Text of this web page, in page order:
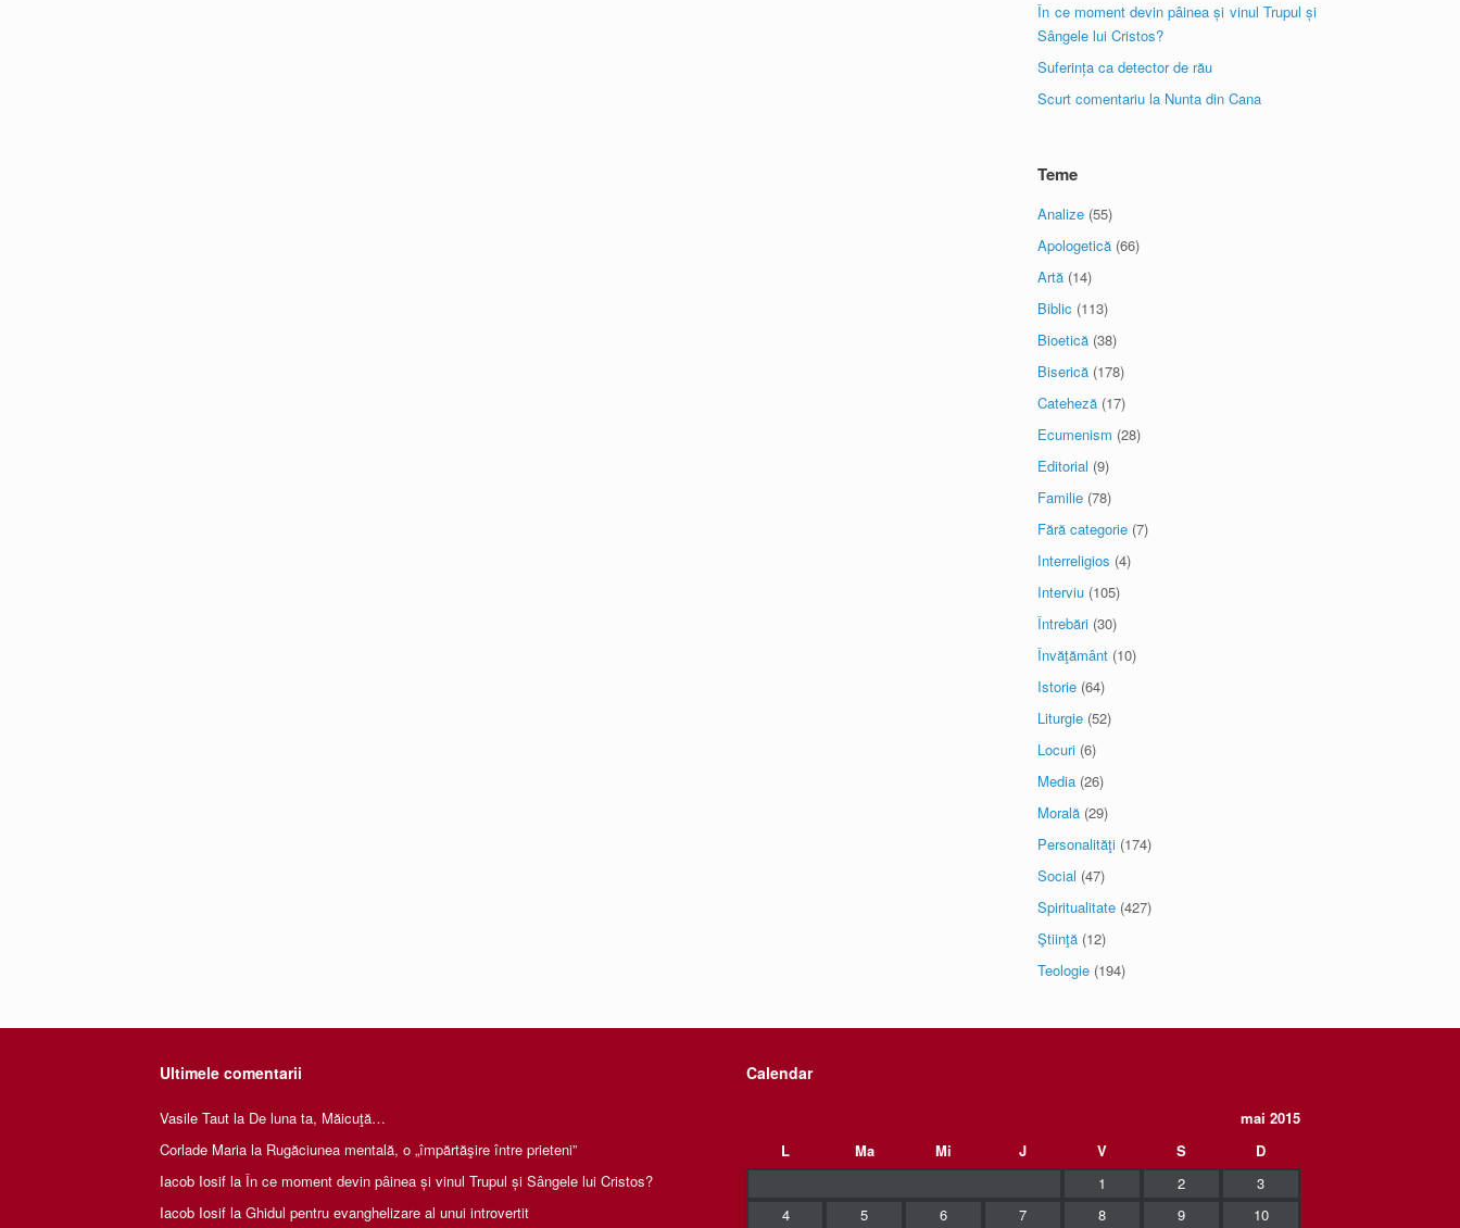
În ce moment devin pâinea și vinul Trupul și
Sângele lui Cristos?
Suferința ca detector de rău
Scurt comentariu la Nunta din Cana
Teme
Analize (55)
Apologetică (66)
Artă (14)
Biblic (113)
Bioetică (38)
Biserică (178)
Cateheză (17)
Ecumenism (28)
Editorial (9)
Familie (78)
Fără categorie (7)
Interreligios (4)
Interviu (105)
Întrebări (30)
Învăţământ (10)
Istorie (64)
Liturgie (52)
Locuri (6)
Media (26)
Morală (29)
Personalităţi (174)
Social (47)
Spiritualitate (427)
Ştiinţă (12)
Teologie (194)
Ultimele comentarii
Vasile Taut la De luna ta, Măicuţă…
Corlade Maria la Rugăciunea mentală, o „împărtăşire între prieteni”
Iacob Iosif la În ce moment devin pâinea și vinul Trupul și Sângele lui Cristos?
Iacob Iosif la Ghidul pentru evanghelizare al unui introvertit
Calendar
mai 2015
L
Ma Mi J V S
D
1
2
3
4
5 6 7 8 9 10